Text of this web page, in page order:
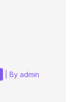
| By admin